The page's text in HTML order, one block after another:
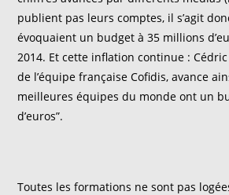
publient pas leurs comptes, il s’agit
évoquaient un budget à 35 millions
2014. Et cette inflation continue :
de l’équipe française Cofidis, avance
meilleures équipes du monde ont un
d’euros”.
Toutes les formations ne sont pas